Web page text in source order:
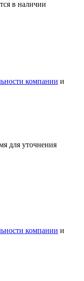
в наличии
компании и
для уточнения
компании и